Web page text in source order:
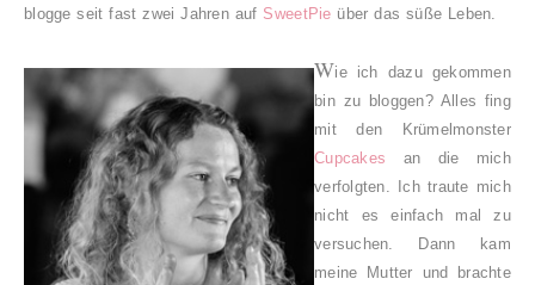
blogge seit fast zwei Jahren auf SweetPie über das süße Leben.
Wie ich dazu gekommen
bin zu bloggen? Alles fing
mit den Krümelmonster
Cupcakes an die mich
verfolgten. Ich traute mich
nicht es einfach mal zu
versuchen. Dann kam
meine Mutter und brachte